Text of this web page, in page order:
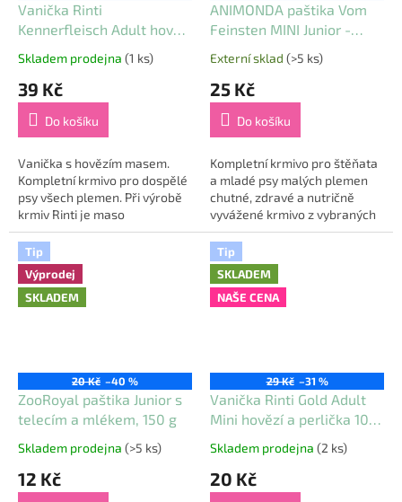
Vanička Rinti
Kennerfleisch Adult hovězí
Průměrné
produktu
5,0
5
hvězdiček.
Skladem prodejna (1 ks)
39 Kč
Do košíku
Vanička s hovězím masem.
Kompletní krmivo pro dospělé
psy všech plemen. Při výrobě
krmiv Rinti je maso
připravováno při nízké teplotě
a šetrně zpracováno, aby si
zachovalo...
ANIMONDA paštika Vom
Feinsten MINI Junior -
krůta, telecí, jablko pro
psy 100 g
Průměrné
produktu
5,0
5
hvězdiček.
Externí sklad (>5 ks)
25 Kč
Do košíku
Kompletní krmivo pro štěňata
a mladé psy malých plemen
chutné, zdravé a nutričně
vyvážené krmivo z vybraných
surovin nejvyšší kvality
speciálně vyvinuto ve
spolupráci s...
Tip
Výprodej
SKLADEM
20 Kč –40 %
ZooRoyal paštika Junior s
telecím a mlékem, 150 g
Průměrné
produktu
Skladem prodejna (>5 ks)
12 Kč
Tip
SKLADEM
NAŠE CENA
29 Kč –31 %
Vanička Rinti Gold Adult
Mini hovězí a perlička 100
Průměrné
produktu
Skladem prodejna (2 ks)
20 Kč